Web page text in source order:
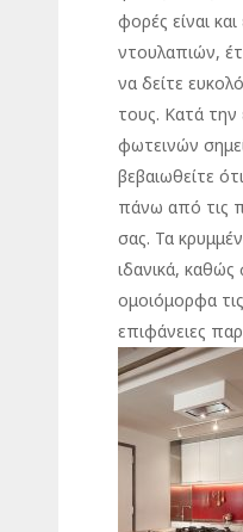
φορές είναι
ντουλαπιών,
να δείτε
τους. Κατά
φωτεινών
βεβαιωθείτε
πάνω από τις
σας. Τα
ιδανικά,
ομοιόμορφα
επιφάνειες